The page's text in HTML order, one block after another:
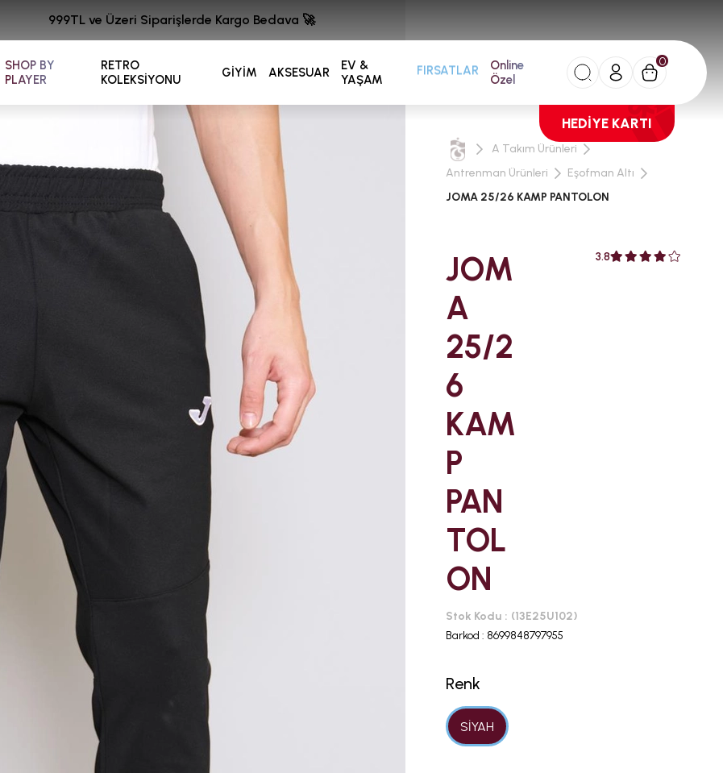
SHOP BY
PLAYER
RETRO
KOLEKSİYONU
GİYİM AKSESUAR
EV &
YAŞAM
FIRSATLAR
Online
Özel
0
HEDİYE KARTI
999TL ve Üzeri Siparişlerde Kargo Bedava 🚀
A Takım Ürünleri
Antrenman Ürünleri
Eşofman Altı
JOMA 25/26 KAMP PANTOLON
JOM
A
25/2
6
KAM
P
PAN
TOL
ON
3.8
Stok Kodu
(13E25U102)
Barkod : 8699848797955
Renk
SİYAH